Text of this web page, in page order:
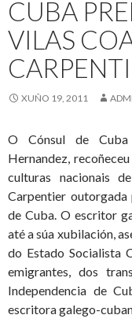
CUBA
VILAS
XUÑO 19, 2011
O Cónsul de Cuba
Hernandez,
culturas nacionais
Carpentier
de Cuba. O escritor
até a súa xubilación,
do Estado Socialista
emigrantes, dos
Independencia de
escritora galego-